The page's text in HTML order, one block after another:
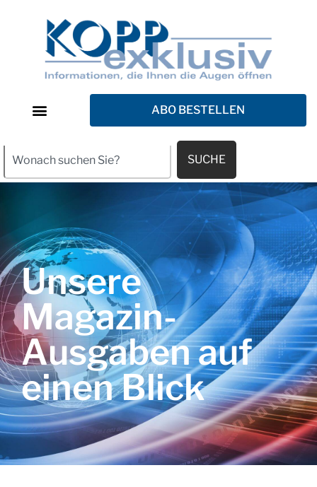
ABO BESTELLEN
SUCHE
Unsere
Magazin-
Ausgaben auf
einen Blick